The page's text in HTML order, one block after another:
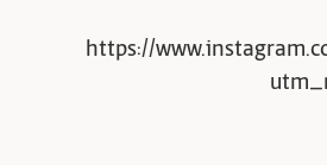
https://